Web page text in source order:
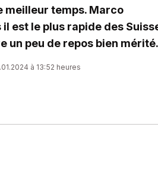
meilleur temps. Marco
est le plus rapide des
un peu de repos bien mérité.
à 13:52 heures